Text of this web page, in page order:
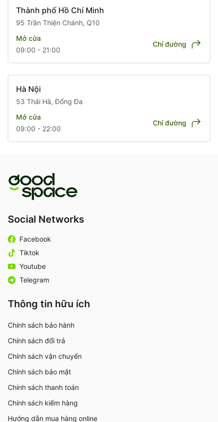
Thành phố Hồ Chí Minh
95 Trần Thiện Chánh, Q10
Mở cửa
09:00 - 21:00
Chỉ đường
Hà Nội
53 Thái Hà, Đống Đa
Mở cửa
09:00 - 22:00
Chỉ đường
Social Networks
Facebook
Tiktok
Youtube
Telegram
Thông tin hữu ích
Chính sách bảo hành
Chính sách đổi trả
Chính sách vận chuyển
Chính sách bảo mật
Chính sách thanh toán
Chính sách kiểm hàng
Hướng dẫn mua hàng online